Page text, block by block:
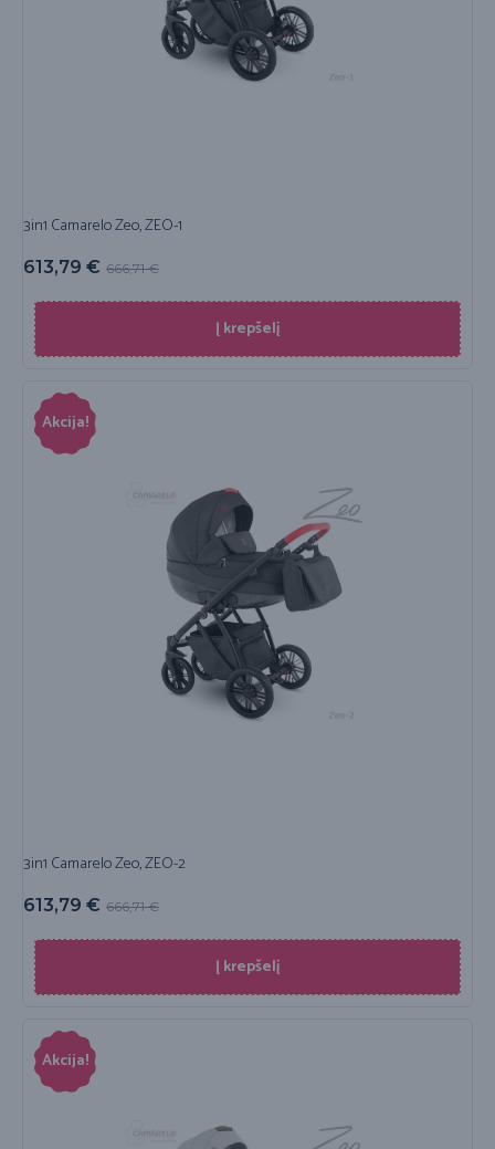
3in1 Camarelo Zeo, ZEO-1
666,71€
613,79 €
Į krepšelį
Akcija!
3in1 Camarelo Zeo, ZEO-2
666,71€
613,79 €
Į krepšelį
Akcija!